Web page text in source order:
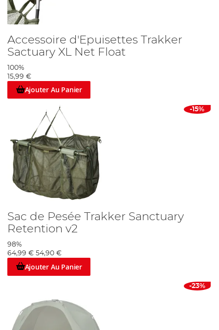
Accessoire d'Epuisettes Trakker
Sactuary XL Net Float
100%
15,99 €
Ajouter Au Panier
-15%
Sac de Pesée Trakker Sanctuary
Retention v2
98%
64,99 € 54,90 €
Ajouter Au Panier
-23%